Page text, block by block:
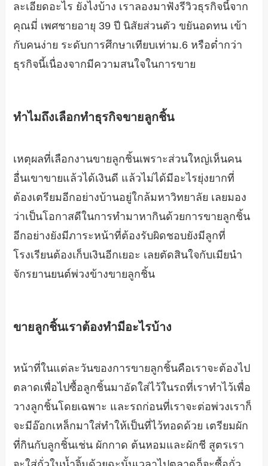
ละเอียดอะไร ยังไงบ้าง เราลองมาฟังรีวิวธุรกิจนี้จาก
คุณมี่ เพศชายอายุ 39 ปี นิสัยส่วนตัว ขยันอดทน เข้า
กับคนง่าย ระดับการศึกษาเทียบเท่าม.6 หรือต่ำกว่า
ธุรกิจนี้เนื่องจากมีความสนใจในการขาย
ทำไมถึงเลือกทำธุรกิจขายลูกชิ้น
เหตุผลที่เลือกงานขายลูกชิ้นเพราะส่วนใหญ่เห็นคน
อื่นเขาขายแล้วได้เงินดี แล้วไม่ได้มีอะไรยุ่งยากที่
ต้องเตรียมอีกอย่างบ้านอยู่ใกล้มหาวิทยาลัย เลยมอง
ว่าเป็นโอกาสดีในการทำมาหากินด้วยการขายลูกชิ้น
อีกอย่างยังมีภาระหน้าที่ต้องรับผิดชอบยังมีลูกที่
โรงเรียนต้องเก็บเงินอีกเยอะ เลยตัดสินใจกับเมียนำ
จักรยานยนต์พ่วงข้างขายลูกชิ้น
ขายลูกชิ้นเราต้องทำมีอะไรบ้าง
หน้าที่ในแต่ละวันของการขายลูกชิ้นคือเราจะต้องไป
ตลาดเพื่อไปซื้อลูกชิ้นมาอัดใส่ไว้ในรถที่เราทำไว้เพื่อ
วางลูกชิ้นโดยเฉพาะ และรถก่อนที่เราจะต่อพ่วงเราก็
จะมีอ๊อกเหล็กมาใส่ทำให้เป็นที่ไว้ทอดด้วย เตรียมผัก
ที่กินกับลูกชิ้นเช่น ผักกาด ต้นหอมและผักชี สูตรเรา